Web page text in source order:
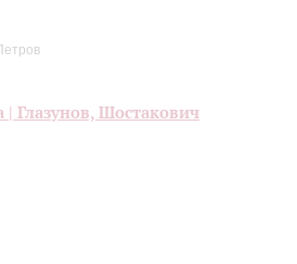
Глазунов, Шостакович